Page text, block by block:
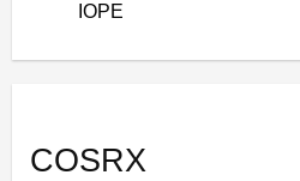
IOPE
COSRX